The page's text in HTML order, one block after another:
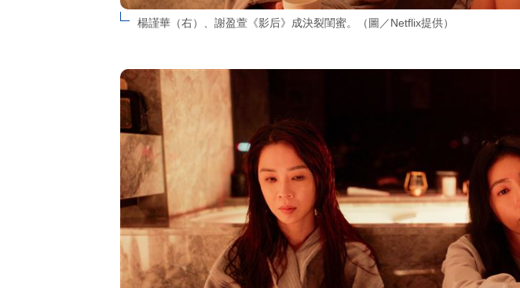
楊謹華（右）、謝盈萱《影后》成決裂閨蜜。（圖／Netflix提供）